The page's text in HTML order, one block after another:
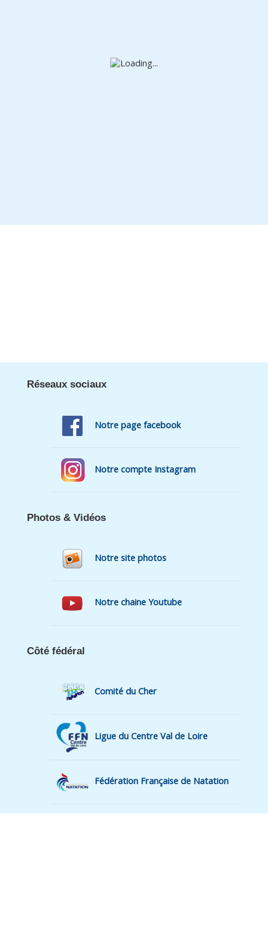
Réseaux sociaux
Notre page facebook
Notre compte Instagram
Photos & Vidéos
Notre site photos
Notre chaine Youtube
Côté fédéral
Comité du Cher
Ligue du Centre Val de Loire
Fédération Française de Natation